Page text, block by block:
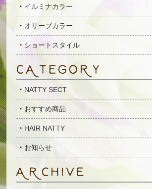
イルミナカラー
オリーブカラー
ショートスタイル
NATTY SECT
おすすめ商品
HAIR NATTY
お知らせ